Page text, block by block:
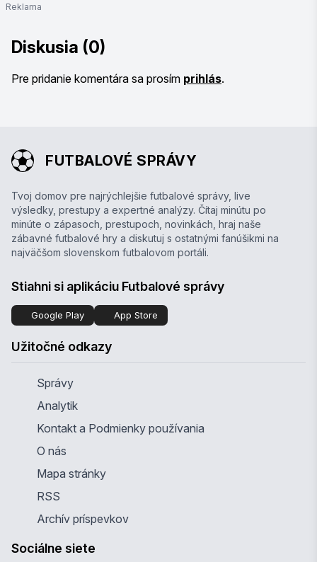
Reklama
Diskusia (0)
Pre pridanie komentára sa prosím prihlás.
FUTBALOVÉ SPRÁVY
Tvoj domov pre najrýchlejšie futbalové správy, live
výsledky, prestupy a expertné analýzy. Čítaj minútu po
minúte o zápasoch, prestupoch, novinkách, hraj naše
zábavné futbalové hry a diskutuj s ostatnými fanúšikmi na
najväčšom slovenskom futbalovom portáli.
Stiahni si aplikáciu Futbalové správy
Google Play App Store
Užitočné odkazy
Správy
Analytik
Kontakt a Podmienky používania
O nás
Mapa stránky
RSS
Archív príspevkov
Sociálne siete